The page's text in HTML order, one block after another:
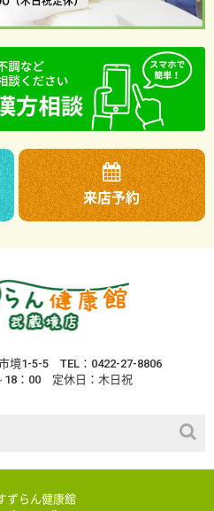
来店予約
境1-5-5
TEL：0422-27-8806
18：00
定休日：木日祝
ずらん健康館